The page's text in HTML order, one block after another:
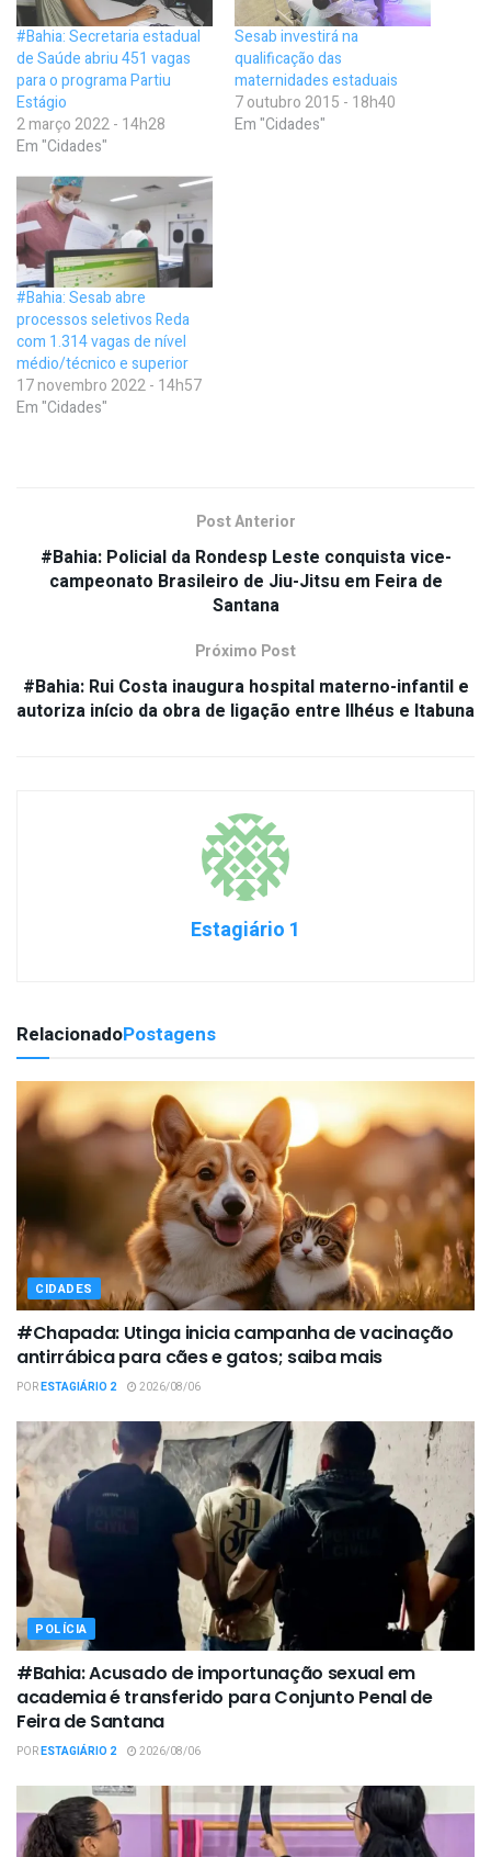
#Bahia: Secretaria estadual
de Saúde abriu 451 vagas
para o programa Partiu
Estágio
2 março 2022 - 14h28
Em "Cidades"
Sesab investirá na
qualificação das
maternidades estaduais
7 outubro 2015 - 18h40
Em "Cidades"
#Bahia: Sesab abre
processos seletivos Reda
com 1.314 vagas de nível
médio/técnico e superior
17 novembro 2022 - 14h57
Em "Cidades"
Post Anterior
#Bahia: Policial da Rondesp Leste conquista vice-
campeonato Brasileiro de Jiu-Jitsu em Feira de
Santana
Próximo Post
#Bahia: Rui Costa inaugura hospital materno-infantil e
autoriza início da obra de ligação entre Ilhéus e Itabuna
Estagiário 1
RelacionadoPostagens
CIDADES
#Chapada: Utinga inicia campanha de vacinação
antirrábica para cães e gatos; saiba mais
PORESTAGIÁRIO 2 2026/08/06
POLÍCIA
#Bahia: Acusado de importunação sexual em
academia é transferido para Conjunto Penal de
Feira de Santana
PORESTAGIÁRIO 2 2026/08/06